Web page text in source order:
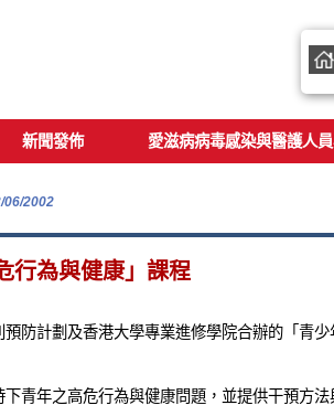
新聞發佈 愛滋病病毒感染與醫護人
06/2002
行為與健康」課程
防計劃及香港大學專業進修學院合辦的「青
下青年之高危行為與健康問題，並提供干預方